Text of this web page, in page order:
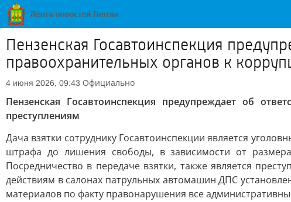
Пензенская Госавтоинспекция
правоохранительных органов к
4 июня 2026, 09:43 Официально
Пензенская Госавтоинспекция предупреждает об
преступлениям
Дача взятки сотруднику Госавтоинспекции является
штрафа до лишения свободы, в зависимости от
Посредничество в передаче взятки, также является
действиям в салонах патрульных автомашин ДПС
материалов по факту правонарушения все